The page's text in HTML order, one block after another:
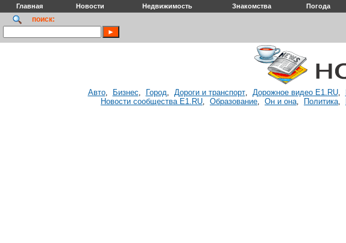
Главная Новости Недвижимость Знакомства Погода
поиск:
Авто, Бизнес, Город, Дороги и транспорт, Дорожное видео E1.RU,
Новости сообщества E1.RU, Образование, Он и она, Политика,